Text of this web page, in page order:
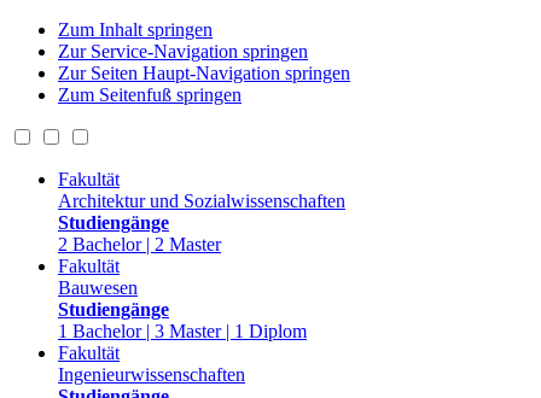
Zum Inhalt springen
Zur Service-Navigation springen
Zur Seiten Haupt-Navigation springen
Zum Seitenfuß springen
Fakultät
Architektur und Sozialwissenschaften
Studiengänge
2 Bachelor | 2 Master
Fakultät
Bauwesen
Studiengänge
1 Bachelor | 3 Master | 1 Diplom
Fakultät
Ingenieurwissenschaften